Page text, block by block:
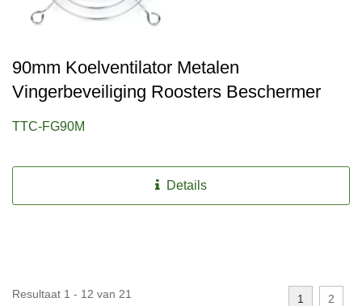
90mm Koelventilator Metalen
Vingerbeveiliging Roosters Beschermer
TTC-FG90M
Details
Resultaat 1 - 12 van 21 1 2